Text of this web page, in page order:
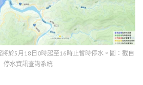
於5月18日0時起至16時止暫時停水。圖：截自
停水資訊查詢系統